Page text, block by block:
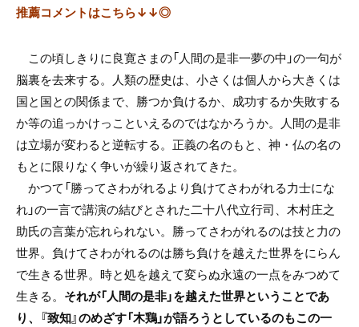
推薦コメントはこちら↓↓◎
この頃しきりに良寛さまの「人間の是非一夢の中」の一句が
脳裏を去来する。人類の歴史は、小さくは個人から大きくは
国と国との関係まで、勝つか負けるか、成功するか失敗する
か等の追っかけっこといえるのではなかろうか。人間の是非
は立場が変わると逆転する。正義の名のもと、神・仏の名の
もとに限りなく争いが繰り返されてきた。
かつて「勝ってさわがれるより負けてさわがれる力士にな
れ」の一言で講演の結びとされた二十八代立行司、木村庄之
助氏の言葉が忘れられない。勝ってさわがれるのは技と力の
世界。負けてさわがれるのは勝ち負けを越えた世界をにらん
で生きる世界。時と処を越えて変らぬ永遠の一点をみつめて
生きる。 それが「人間の是非」を越えた世界ということであ
り、『致知』のめざす「木鶏」が語ろうとしているのもこの一